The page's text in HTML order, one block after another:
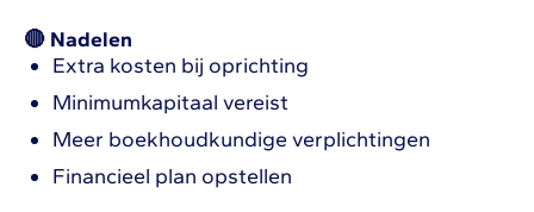
🔴 Nadelen
Extra kosten bij oprichting
Minimumkapitaal vereist
Meer boekhoudkundige verplichtingen
Financieel plan opstellen